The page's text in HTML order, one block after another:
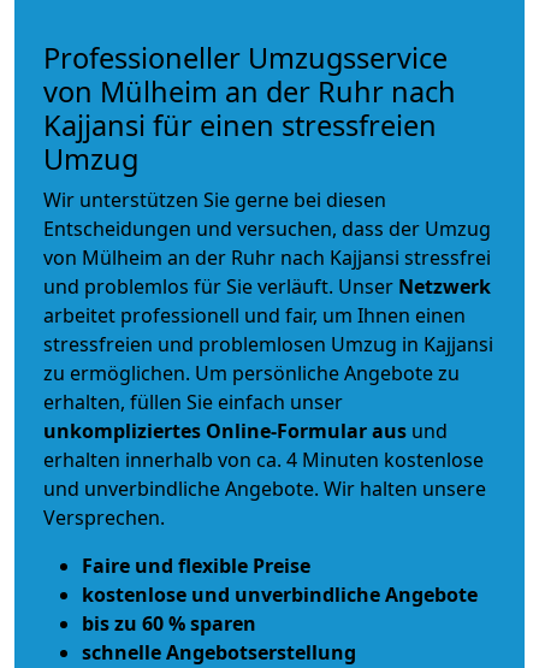
Professioneller Umzugsservice
von Mülheim an der Ruhr nach
Kajjansi für einen stressfreien
Umzug
Wir unterstützen Sie gerne bei diesen
Entscheidungen und versuchen, dass der Umzug
von Mülheim an der Ruhr nach Kajjansi stressfrei
und problemlos für Sie verläuft. Unser Netzwerk
arbeitet professionell und fair, um Ihnen einen
stressfreien und problemlosen Umzug in Kajjansi
zu ermöglichen. Um persönliche Angebote zu
erhalten, füllen Sie einfach unser
unkompliziertes Online-Formular aus und
erhalten innerhalb von ca. 4 Minuten kostenlose
und unverbindliche Angebote. Wir halten unsere
Versprechen.
Faire und flexible Preise
kostenlose und unverbindliche Angebote
bis zu 60 % sparen
schnelle Angebotserstellung